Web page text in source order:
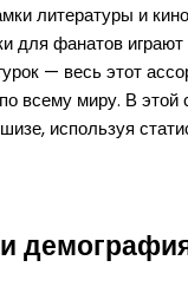
литературы и
для фанатов
— весь этот
всему миру. В этой
используя